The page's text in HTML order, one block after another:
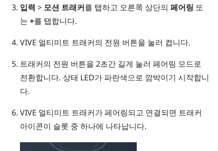
입력 > 모션 트래커를 탭하고 오른쪽 상단의 페어링 또
는 +를 탭합니다.
VIVE 얼티미트 트래커의 전원 버튼을 눌러 켭니다.
트래커의 전원 버튼을 2초간 길게 눌러 페어링 모드로
전환합니다. 상태 LED가 파란색으로 깜박이기 시작합니
다.
VIVE 얼티미트 트래커가 페어링되고 연결되면 트래커
아이콘이 슬롯 중 하나에 나타납니다.